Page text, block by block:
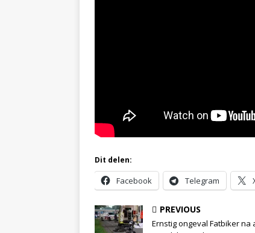
Dit delen:
Facebook Telegram
PREVIOUS
Ernstig ongeval Fatbiker na